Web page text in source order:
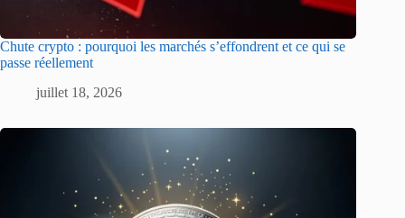
Chute crypto : pourquoi les marchés s’effondrent et ce qui se
passe réellement
juillet 18, 2026